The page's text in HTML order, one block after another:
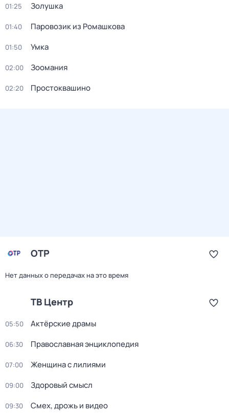
01:25 Золушка
01:40 Паровозик из Ромашкова
01:50 Умка
02:00 Зоомания
02:20 Простоквашино
ОТР
Нет данных о передачах на это время
ТВ Центр
05:50 Актёрские драмы
06:30 Православная энциклопедия
07:00 Женщина с лилиями
09:00 Здоровый смысл
09:30 Смех, дрожь и видео